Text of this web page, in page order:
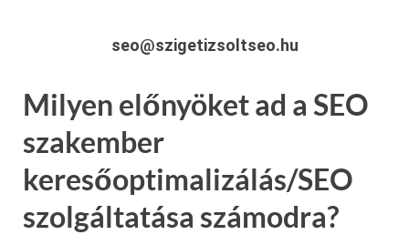
seo@szigetizsoltseo.hu
Milyen előnyöket ad a SEO
szakember
keresőoptimalizálás/SEO
szolgáltatása számodra?